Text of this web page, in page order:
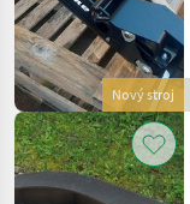
Nový stroj